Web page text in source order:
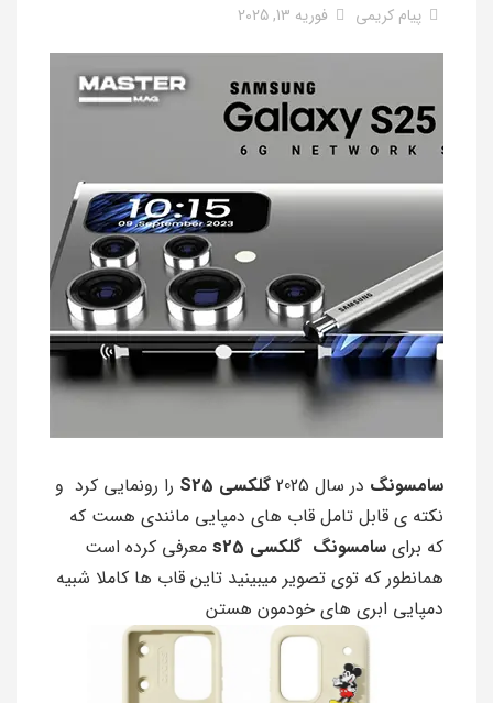
پیام کریمی فوریه 13, 2025
سامسونگ در سال 2025 گلکسی S25
را رونمایی کرد و
نکته ی قابل تامل قاب های دمپایی مانندی هست که
که برای سامسونگ گلکسی s25
معرفی کرده است
همانطور که توی تصویر میبینید تاین قاب ها کاملا شبیه
دمپایی ابری های خودمون هستن